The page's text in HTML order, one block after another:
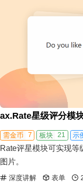
ax.Rate星级评分模
需金币 7 板块 21 示
Rate评星模块可实现
图片。
深度讲解 表单